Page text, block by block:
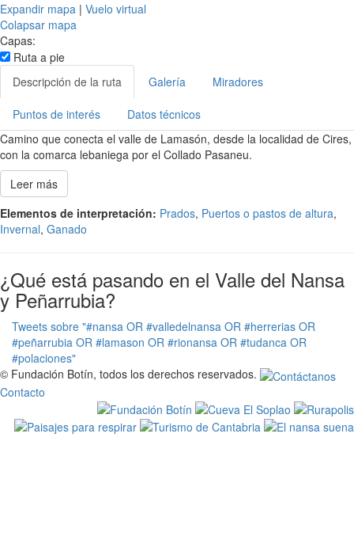
Expandir mapa | Vuelo virtual
Colapsar mapa
Capas:
Ruta a pie
Descripción de la ruta
Galería Miradores
Puntos de interés
Datos técnicos
Camino que conecta el valle de Lamasón, desde la localidad de Cires,
con la comarca lebaniega por el Collado Pasaneu.
Leer más
Elementos de interpretación: Prados, Puertos o pastos de altura,
Invernal, Ganado
¿Qué está pasando en el Valle del Nansa
y Peñarrubia?
Tweets sobre "#nansa OR #valledelnansa OR #herrerias OR
#peñarrubia OR #lamason OR #rionansa OR #tudanca OR
#polaciones"
© Fundación Botín, todos los derechos reservados.
Contacto